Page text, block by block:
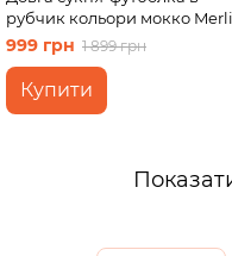
рубчик кольори мокко
Кассо 700000124 розмір 46-
999 грн 1 899 грн
Купити